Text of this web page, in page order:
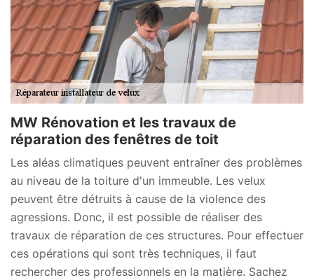
MW Rénovation et les travaux de
réparation des fenêtres de toit
Les aléas climatiques peuvent entraîner des problèmes
au niveau de la toiture d'un immeuble. Les velux
peuvent être détruits à cause de la violence des
agressions. Donc, il est possible de réaliser des
travaux de réparation de ces structures. Pour effectuer
ces opérations qui sont très techniques, il faut
rechercher des professionnels en la matière. Sachez